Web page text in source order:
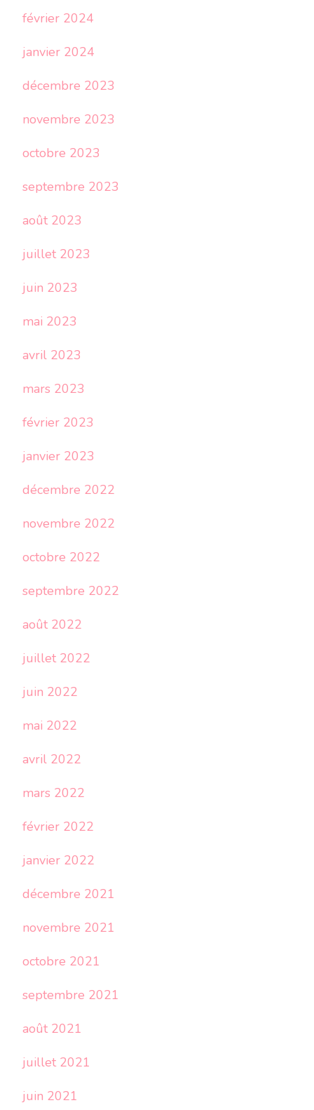
février 2024
janvier 2024
décembre 2023
novembre 2023
octobre 2023
septembre 2023
août 2023
juillet 2023
juin 2023
mai 2023
avril 2023
mars 2023
février 2023
janvier 2023
décembre 2022
novembre 2022
octobre 2022
septembre 2022
août 2022
juillet 2022
juin 2022
mai 2022
avril 2022
mars 2022
février 2022
janvier 2022
décembre 2021
novembre 2021
octobre 2021
septembre 2021
août 2021
juillet 2021
juin 2021